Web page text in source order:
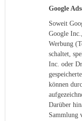
Google
Soweit
Google
Werbung
schaltet,
Inc. oder
können
Darüber
Sammlung